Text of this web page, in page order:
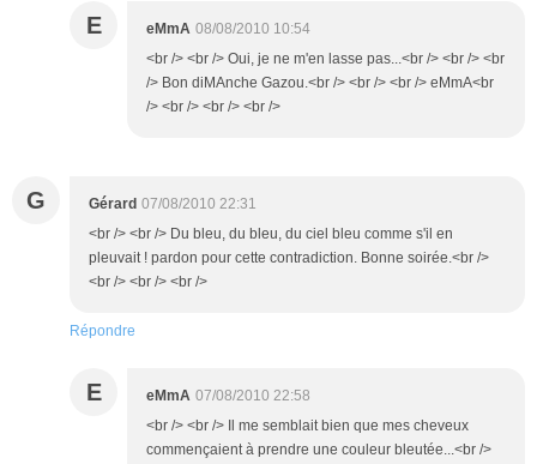
E eMmA 08/08/2010 10:54
<br /> <br /> Oui, je ne m'en lasse pas...<br /> <br /> <br
/> Bon diMAnche Gazou.<br /> <br /> <br /> eMmA<br
/> <br /> <br /> <br />
G Gérard 07/08/2010 22:31
<br /> <br /> Du bleu, du bleu, du ciel bleu comme s'il en
pleuvait ! pardon pour cette contradiction. Bonne soirée.<br />
<br /> <br /> <br />
Répondre
E eMmA 07/08/2010 22:58
<br /> <br /> Il me semblait bien que mes cheveux
commençaient à prendre une couleur bleutée...<br />